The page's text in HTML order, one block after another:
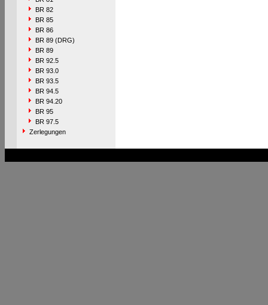
BR 82
BR 85
BR 86
BR 89 (DRG)
BR 89
BR 92.5
BR 93.0
BR 93.5
BR 94.5
BR 94.20
BR 95
BR 97.5
Zerlegungen